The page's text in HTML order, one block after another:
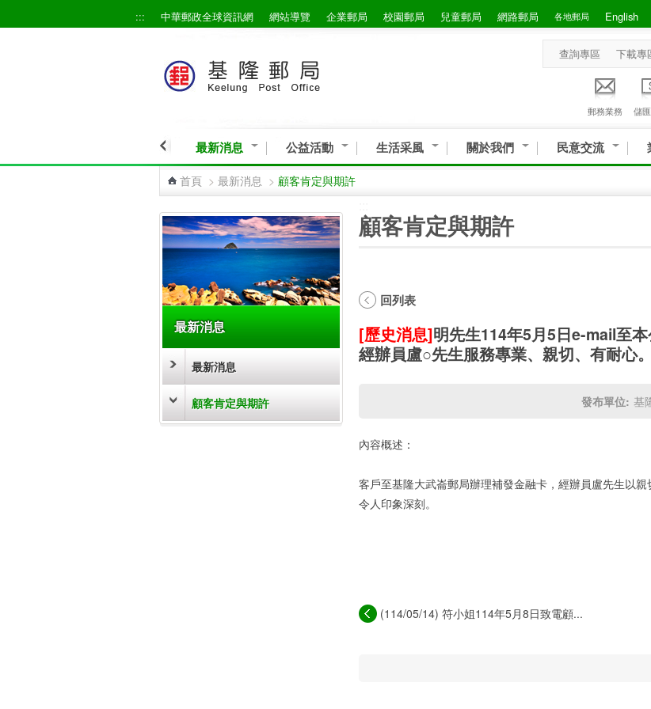
::: 中華郵政全球資訊網 網站導覽 企業郵局 校園郵局 兒童郵局 網路郵局 各地郵局 English
查詢專區 下載專
郵務業務 儲
最新消息 公益活動 生活采風 關於我們 民意交流
首頁 > 最新消息 > 顧客肯定與期許
最新消息
最新消息
顧客肯定與期許
顧客肯定與期許
回列表
[歷史消息]明先生114年5月5日e-mail至
經辦員盧○先生服務專業、親切、有耐心。
發布單位: 基
內容概述：
客戶至基隆大武崙郵局辦理補發金融卡，經辦員盧先生以
令人印象深刻。
(114/05/14) 符小姐114年5月8日致電顧...